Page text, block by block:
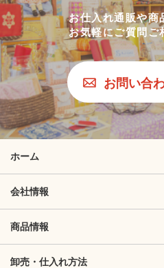
お仕入れ通販や商
お気軽にご質問ご
お問い合
ホーム
会社情報
商品情報
卸売・仕入れ方法